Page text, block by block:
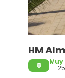
HM
8
Muy